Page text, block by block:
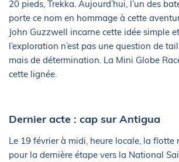
20 pieds, Trekka. Aujourd’hui, l’un des
porte ce nom en hommage à cette
John Guzzwell incarne cette idée simple
l’exploration n’est pas une question de
mais de détermination. La Mini Globe
cette lignée.
Dernier acte : cap sur Antigua
Le 19 février à midi, heure locale, la flotte
pour la dernière étape vers la National